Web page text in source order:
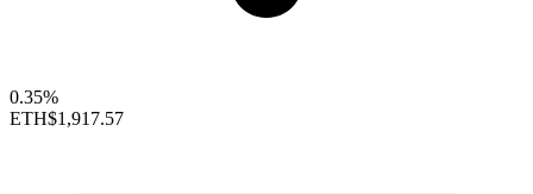
0.35%
ETH$1,917.57